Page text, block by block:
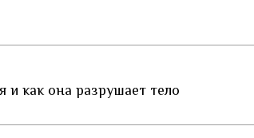
и как она разрушает тело